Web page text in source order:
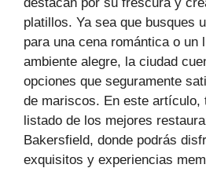
platillos. Ya sea que busques
para una cena romántica o un
ambiente alegre, la ciudad
opciones que seguramente
de mariscos. En este artículo,
listado de los mejores
Bakersfield, donde podrás
exquisitos y experiencias